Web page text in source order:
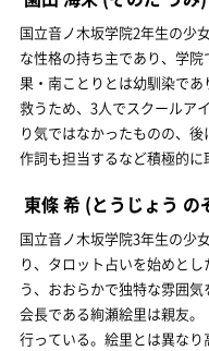
国立音ノ木坂学院2年生の少
な性格の持ち主であり、学
果・南ことりとは幼馴染で
救うため、3人でスクールア
り気ではなかったものの、
作詞も担当するなど積極的に
東條 希 (とうじょう の
国立音ノ木坂学院3年生の少
り、タロット占いを始めと
う、おおらかで独特な雰囲気
会長である絢瀬絵里は親友
行っている。絵里とは異な